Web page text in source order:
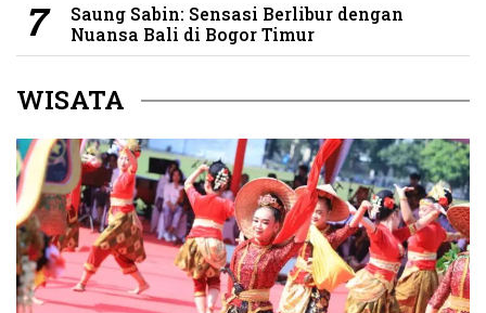
Saung Sabin: Sensasi Berlibur dengan
Nuansa Bali di Bogor Timur
WISATA